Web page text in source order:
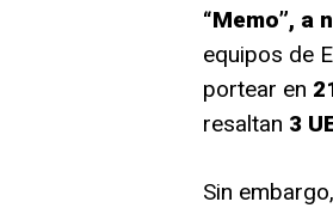
“Memo”, a
equipos de
portear en
resaltan 3
Sin